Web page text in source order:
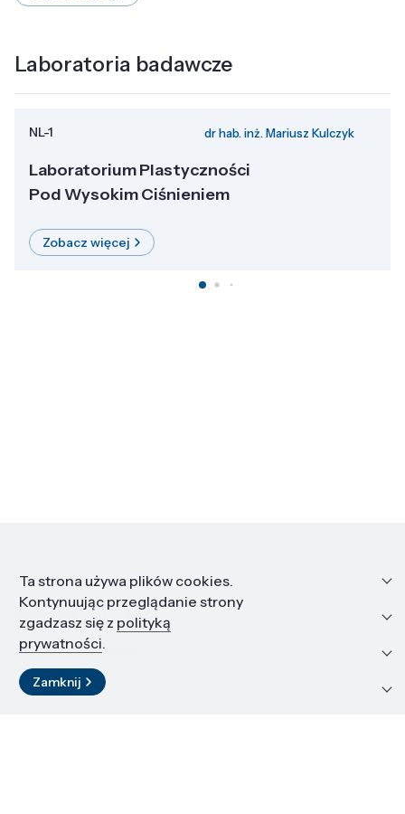
Laboratoria badawcze
NL-1 dr hab. inż. Mariusz Kulczyk
Laboratorium Plastyczności
Pod Wysokim Ciśnieniem
Zobacz więcej
Informacje
Edukacja i kariera
Zasoby i materiały
Kontakt
Ta strona używa plików cookies.
Kontynuując przeglądanie strony
zgadzasz się z polityką
prywatności.
Zamknij